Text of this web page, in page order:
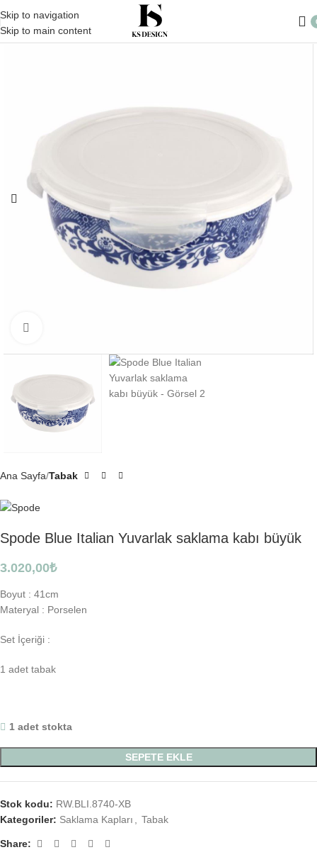
Skip to navigation
Skip to main content
Ana Sayfa Tabak
Spode Blue Italian Yuvarlak saklama kabı büyük
3.020,00₺
Boyut : 41cm
Materyal : Porselen
Set İçeriği :
1 adet tabak
1 adet stokta
SEPETE EKLE
Stok kodu: RW.BLI.8740-XB
Kategoriler: Saklama Kapları Tabak
Share: